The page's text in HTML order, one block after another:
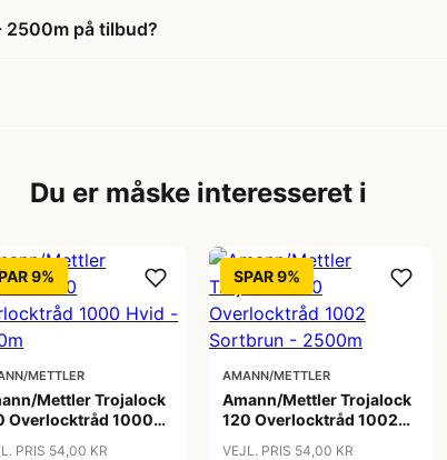
2500m på tilbud?
Du er måske interesseret i
9%
METTLER
Mettler Trojalock
Overlocktråd 1000
PRIS 54,00 KR
SPAR 9%
AMANN/METTLER
Amann/Mettler Trojalock
120 Overlocktråd 1002
VEJL. PRIS 54,00 KR